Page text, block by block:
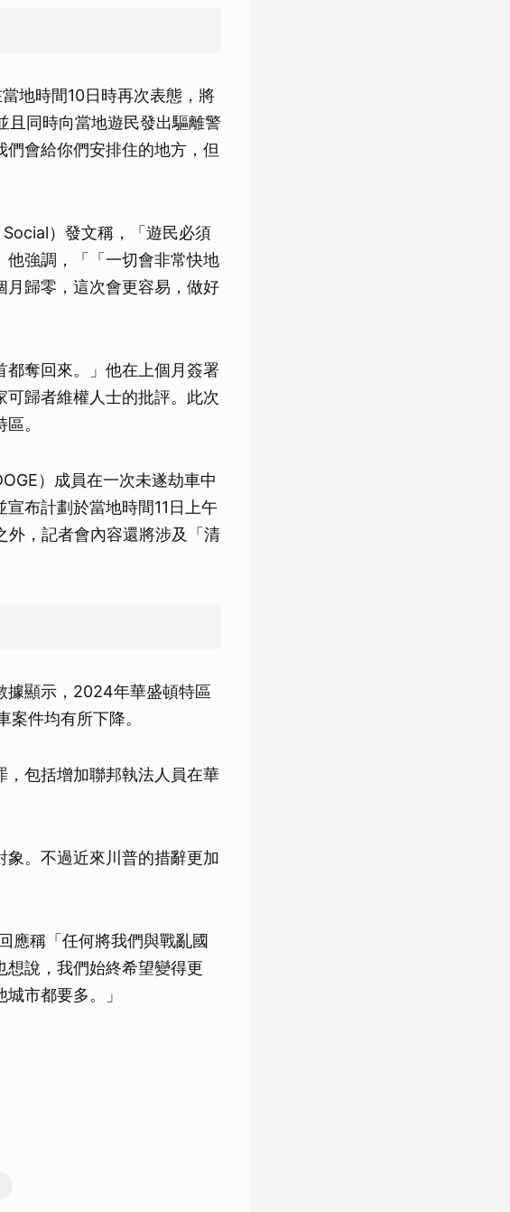
地時間10日時再次表態，將
且同時向當地遊民發出驅離警
會給你們安排住的地方，但
）發文稱，「遊民必須
他強調，「「一切會非常快地
歸零，這次會更容易，做好
都奪回來。」他在上個月簽署
歸者維權人士的批評。此次
。
）成員在一次未遂劫車中
布計劃於當地時間11日上午
外，記者會內容還將涉及「清
據顯示，2024年華盛頓特區
件均有所下降。
，包括增加聯邦執法人員在華
。不過近來川普的措辭更加
應稱「任何將我們與戰亂國
想說，我們始終希望變得更
市都要多。」